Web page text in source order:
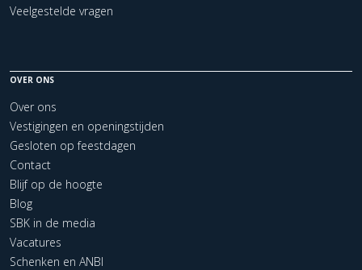
Veelgestelde vragen
OVER ONS
Over ons
Vestigingen en openingstijden
Gesloten op feestdagen
Contact
Blijf op de hoogte
Blog
SBK in de media
Vacatures
Schenken en ANBI